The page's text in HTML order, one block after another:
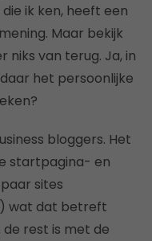
ik ken, heeft een
Maar bekijk
niks van terug. Ja, in
het persoonlijke
bloggers. Het
startpagina- en
sites
wat dat betreft
rest is met de